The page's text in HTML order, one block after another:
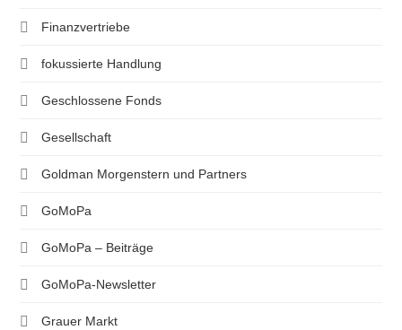
Finanzvertriebe
fokussierte Handlung
Geschlossene Fonds
Gesellschaft
Goldman Morgenstern und Partners
GoMoPa
GoMoPa – Beiträge
GoMoPa-Newsletter
Grauer Markt